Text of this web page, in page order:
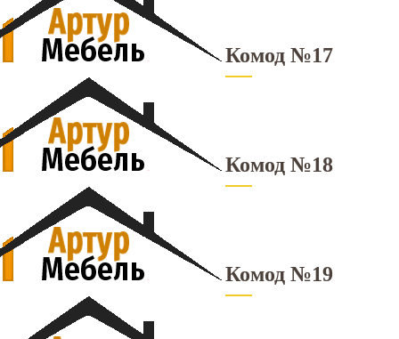
Комод №17
Комод №18
Комод №19